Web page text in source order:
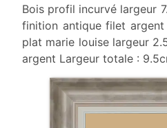
Bois profil incurvé largeur
finition antique filet argent
plat marie louise largeur
argent Largeur totale :